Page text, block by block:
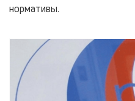
нормативы.